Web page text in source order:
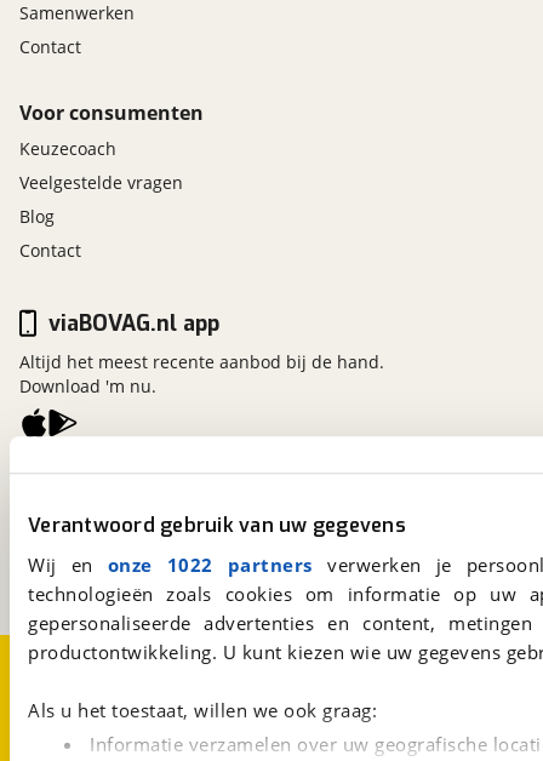
Verantwoord gebruik van uw gegevens
Wij en onze 1022 partners verwerken je
technologieën zoals cookies om informatie op
gepersonaliseerde advertenties en content,
productontwikkeling. U kunt kiezen wie uw gegevens
Als u het toestaat, willen we ook graag:
Informatie verzamelen over uw geografische
Samenwerken
Contact
Voor consumenten
Keuzecoach
Veelgestelde vragen
Blog
Contact
viaBOVAG.nl
Kosterijland
3981 AJ Bunnik
Een initiatief van
viaBOVAG.nl app
Altijd het meest recente aanbod bij de hand.
Download 'm nu.
Over viaBOVAG.nlDisclaimer- en Privacyverklaring